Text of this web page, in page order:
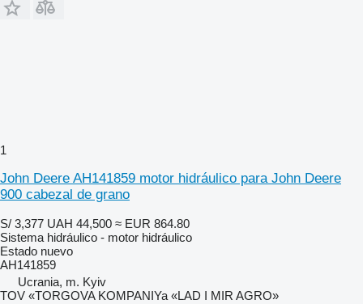
1
John Deere AH141859 motor hidráulico para John Deere
900 cabezal de grano
S/ 3,377 UAH 44,500 ≈ EUR 864.80
Sistema hidráulico - motor hidráulico
Estado nuevo
AH141859
Ucrania, m. Kyiv
TOV «TORGOVA KOMPANIYa «LAD I MIR AGRO»